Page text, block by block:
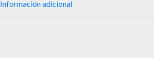
Información adicional